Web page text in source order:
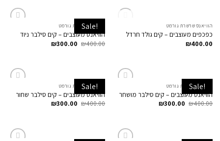
Wishlist
המלאי אזלהוויאנס שרשרת גורמט
כפכפים מעוצבים – קים גולד חרדל
₪400.00
Sale!
Wishlist
הוויאנס שרשרת גורמט
הוויאנס מעוצבים – קים סילבר ניוד
₪400.00
₪300.00
Sale!
Wishlist
הוויאנס שרשרת גורמט
הוויאנס מעוצבים – קים סילבר מושחר
₪400.00
₪300.00
Sale!
Wishlist
הוויאנס שרשרת גורמט
הוויאנס מעוצבים – קים סילבר שחור
₪400.00
₪300.00